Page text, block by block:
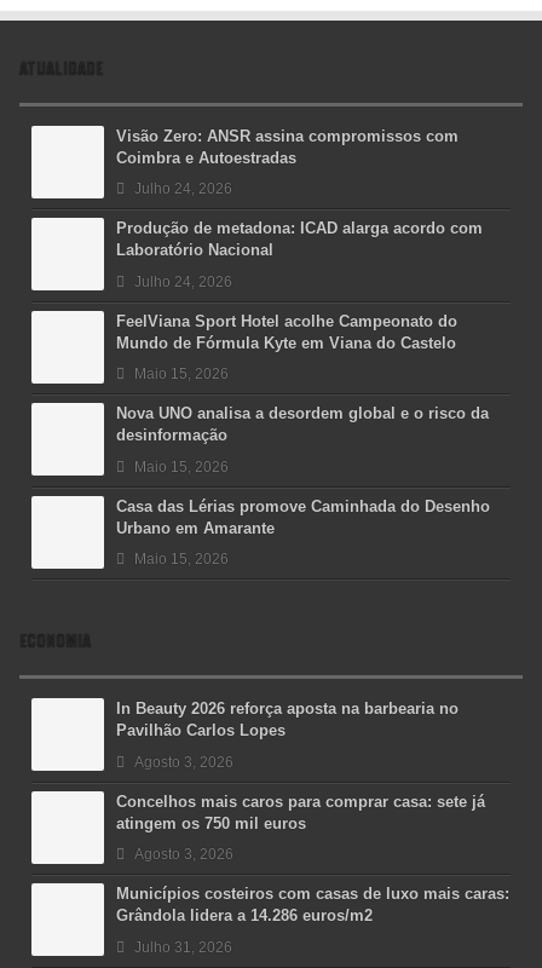
ATUALIDADE
Visão Zero: ANSR assina compromissos com
Coimbra e Autoestradas
Julho 24, 2026
Produção de metadona: ICAD alarga acordo com
Laboratório Nacional
Julho 24, 2026
FeelViana Sport Hotel acolhe Campeonato do
Mundo de Fórmula Kyte em Viana do Castelo
Maio 15, 2026
Nova UNO analisa a desordem global e o risco da
desinformação
Maio 15, 2026
Casa das Lérias promove Caminhada do Desenho
Urbano em Amarante
Maio 15, 2026
ECONOMIA
In Beauty 2026 reforça aposta na barbearia no
Pavilhão Carlos Lopes
Agosto 3, 2026
Concelhos mais caros para comprar casa: sete já
atingem os 750 mil euros
Agosto 3, 2026
Municípios costeiros com casas de luxo mais caras:
Grândola lidera a 14.286 euros/m2
Julho 31, 2026